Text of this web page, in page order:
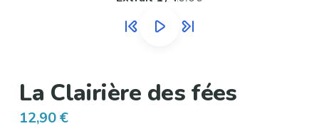
La Clairière des fées
12,90 €